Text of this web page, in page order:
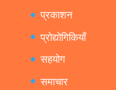
प्रकाशन
प्रोद्योगिकियाँ
सहयोग
समाचार